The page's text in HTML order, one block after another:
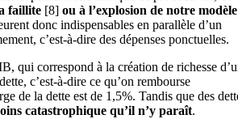
faillite [8] ou à l’explosion de notre modèle
donc indispensables en parallèle d’un
c’est-à-dire des dépenses ponctuelles.
qui correspond à la création de richesse
c’est-à-dire ce qu’on rembourse
de la dette est de 1,5%. Tandis que des
catastrophique qu’il n’y paraît.